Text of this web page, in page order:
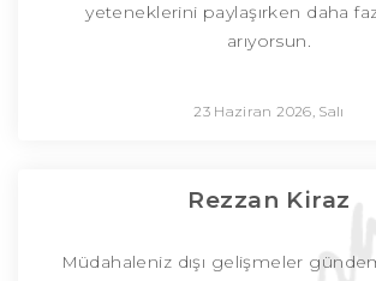
yeteneklerini paylaşırken daha
arıyorsun.
23 Haziran 2026, Salı
Rezzan Kiraz
Müdahaleniz dışı gelişmeler